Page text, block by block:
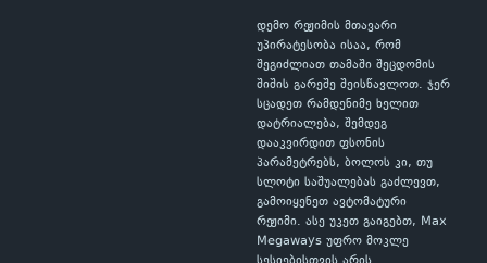
დემო რეჟიმის მთავარი
უპირატესობა ისაა, რომ
შეგიძლიათ თამაში შეცდომის
შიშის გარეშე შეისწავლოთ. ჯერ
სცადეთ რამდენიმე ხელით
დატრიალება, შემდეგ
დააკვირდით ფსონის
პარამეტრებს, ბოლოს კი, თუ
სლოტი საშუალებას გაძლევთ,
გამოიყენეთ ავტომატური
რეჟიმი. ასე უკეთ გაიგებთ, Max
Megaways უფრო მოკლე